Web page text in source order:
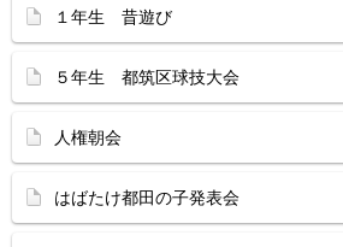
１年生 昔遊び
５年生 都筑区球技大会
人権朝会
はばたけ都田の子発表会